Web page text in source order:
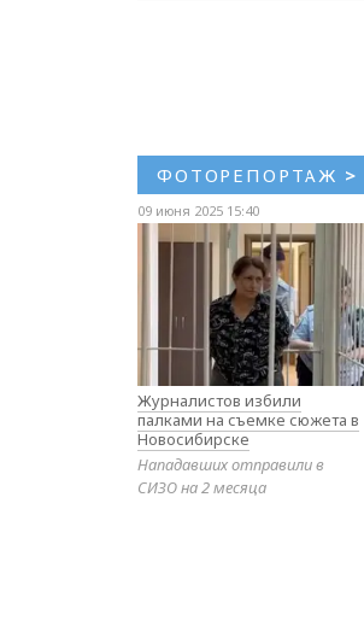
ФОТОРЕПОРТАЖ >
09 июня 2025 15:40
Журналистов избили
палками на съемке сюжета в
Новосибирске
Нападавших отправили в
СИЗО на 2 месяца